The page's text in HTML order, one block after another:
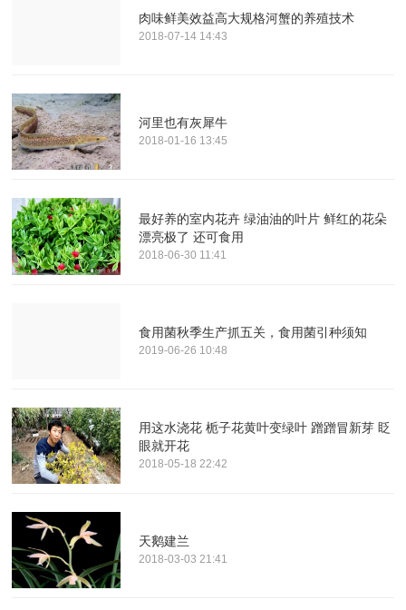
肉味鲜美效益高大规格河蟹的养殖技术
2018-07-14 14:43
河里也有灰犀牛
2018-01-16 13:45
最好养的室内花卉 绿油油的叶片 鲜红的花朵
漂亮极了 还可食用
2018-06-30 11:41
食用菌秋季生产抓五关，食用菌引种须知
2019-06-26 10:48
用这水浇花 栀子花黄叶变绿叶 蹭蹭冒新芽 眨
眼就开花
2018-05-18 22:42
天鹅建兰
2018-03-03 21:41